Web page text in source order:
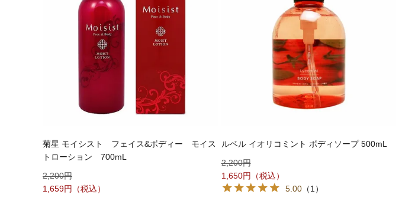
菊星 モイシスト フェイス&ボディー モイス
トローション 700mL
2,200
1,659
ルベル イオリコミント ボディソープ 500mL
2,200
1,650
5.00（1）